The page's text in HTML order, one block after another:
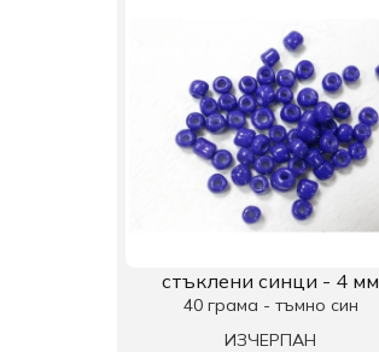
стъклени синци - 4 мм
40 грама - тъмно син
ИЗЧЕРПАН